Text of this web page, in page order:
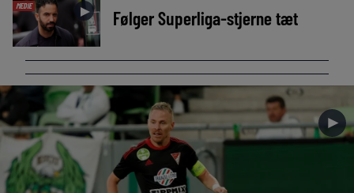
MEDIE ► Følger Superliga-stjerne tæt
►